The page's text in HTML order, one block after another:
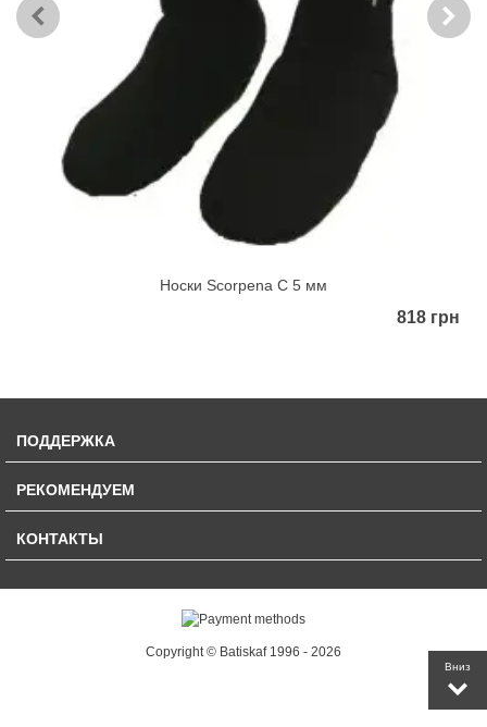
Вниз
Носки Scorpena C 5 мм
818 грн
ПОДДЕРЖКА
РЕКОМЕНДУЕМ
КОНТАКТЫ
Copyright © Batiskaf 1996 - 2026